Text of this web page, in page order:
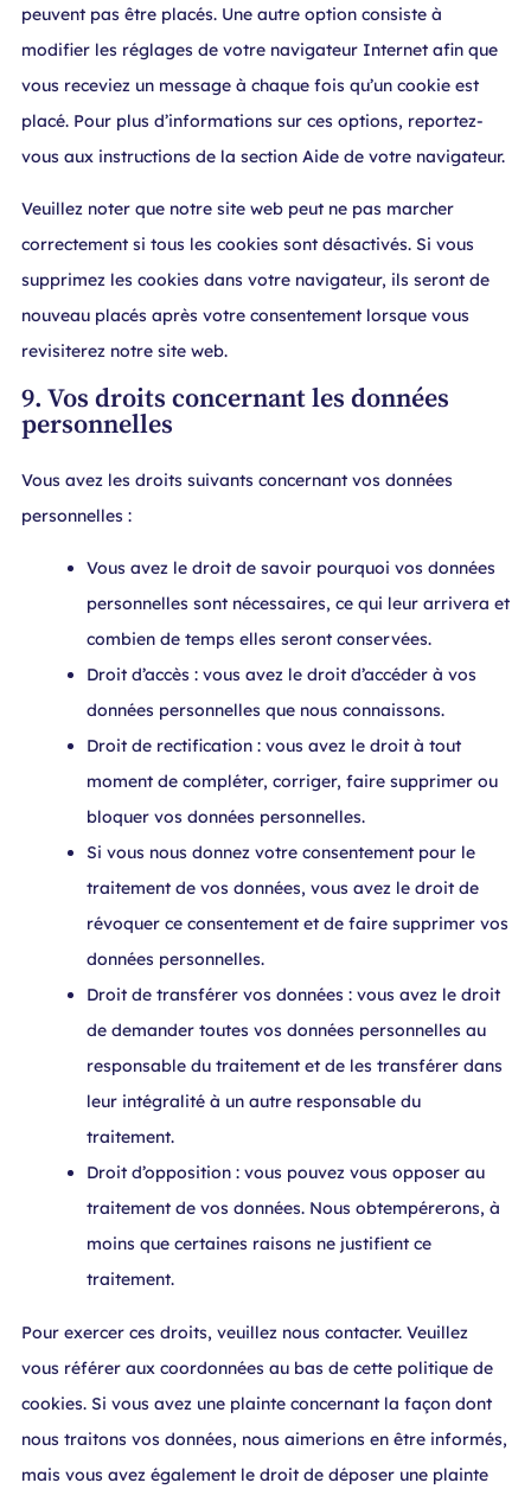
peuvent pas être placés. Une autre option consiste à
modifier les réglages de votre navigateur Internet afin que
vous receviez un message à chaque fois qu’un cookie est
placé. Pour plus d’informations sur ces options, reportez-
vous aux instructions de la section Aide de votre navigateur.
Veuillez noter que notre site web peut ne pas marcher
correctement si tous les cookies sont désactivés. Si vous
supprimez les cookies dans votre navigateur, ils seront de
nouveau placés après votre consentement lorsque vous
revisiterez notre site web.
9. Vos droits concernant les données
personnelles
Vous avez les droits suivants concernant vos données
personnelles :
Vous avez le droit de savoir pourquoi vos données
personnelles sont nécessaires, ce qui leur arrivera et
combien de temps elles seront conservées.
Droit d’accès : vous avez le droit d’accéder à vos
données personnelles que nous connaissons.
Droit de rectification : vous avez le droit à tout
moment de compléter, corriger, faire supprimer ou
bloquer vos données personnelles.
Si vous nous donnez votre consentement pour le
traitement de vos données, vous avez le droit de
révoquer ce consentement et de faire supprimer vos
données personnelles.
Droit de transférer vos données : vous avez le droit
de demander toutes vos données personnelles au
responsable du traitement et de les transférer dans
leur intégralité à un autre responsable du
traitement.
Droit d’opposition : vous pouvez vous opposer au
traitement de vos données. Nous obtempérerons, à
moins que certaines raisons ne justifient ce
traitement.
Pour exercer ces droits, veuillez nous contacter. Veuillez
vous référer aux coordonnées au bas de cette politique de
cookies. Si vous avez une plainte concernant la façon dont
nous traitons vos données, nous aimerions en être informés,
mais vous avez également le droit de déposer une plainte